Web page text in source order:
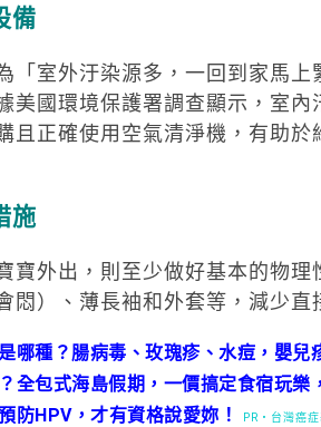
備
「室外汙染源多，一回到家馬
美國環境保護署調查顯示，室
且正確使用空氣清淨機，有助
施
寶外出，則至少做好基本的物
悶）、薄長袖和外套等，減少
哪種？腸病毒、玫瑰疹、水痘，嬰兒
全包式海島假期，一價搞定食宿玩樂
防HPV，才有資格說愛妳！ PR・台灣癌